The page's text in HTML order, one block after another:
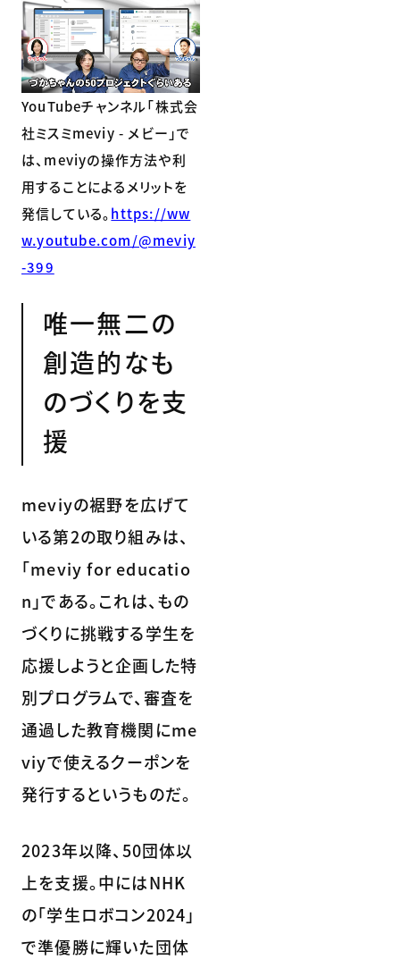
YouTubeチャンネル「株式会
社ミスミmeviy - メビー」で
は、meviyの操作方法や利
用することによるメリットを
発信している。 https://ww
w.youtube.com/@meviy
-399
唯一無二の
創造的なも
のづくりを支
援
meviyの裾野を広げて
いる第2の取り組みは、
「meviy for educatio
n」である。これは、もの
づくりに挑戦する学生を
応援しようと企画した特
別プログラムで、審査を
通過した教育機関にme
viyで使えるクーポンを
発行するというものだ。
2023年以降、50団体以
上を支援。中にはNHK
の「学生ロボコン2024」
で準優勝に輝いた団体